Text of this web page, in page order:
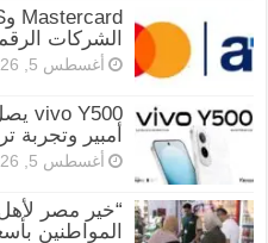
الشركات
أغسطس 5, 2026
أمبير وتجربة
أغسطس 5, 2026
“خير مصر
المواطنين